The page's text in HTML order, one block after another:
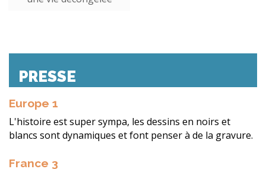
PRESSE
Europe 1
L'histoire est super sympa, les dessins en noirs et
blancs sont dynamiques et font penser à de la gravure.
France 3